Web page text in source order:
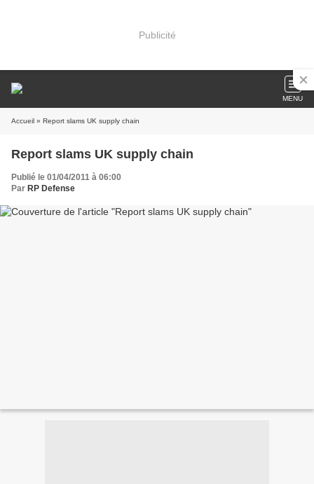
Publicité
MENU
Accueil » Report slams UK supply chain
Report slams UK supply chain
Publié le 01/04/2011 à 06:00
Par RP Defense